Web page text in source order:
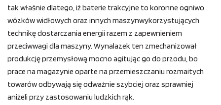
tak właśnie dlatego, iż baterie trakcyjne to koronne ogniwo
wózków widłowych oraz innych maszynwykorzystujących
technikę dostarczania energii razem z zapewnieniem
przeciwwagi dla maszyny. Wynalazek ten zmechanizował
produkcję przemysłową mocno agitując go do przodu, bo
prace na magazynie oparte na przemieszczaniu rozmaitych
towarów odbywają się odważnie szybciej oraz sprawniej
aniżeli przy zastosowaniu ludzkich rąk.